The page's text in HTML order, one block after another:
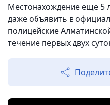
Местонахождение еще 5
даже объявить в
полицейские
течение первых двух